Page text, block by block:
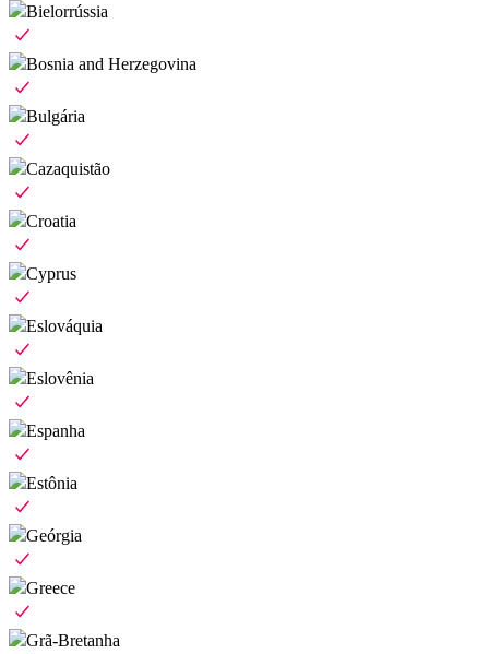
Bielorrússia
Bosnia and Herzegovina
Bulgária
Cazaquistão
Croatia
Cyprus
Eslováquia
Eslovênia
Espanha
Estônia
Geórgia
Greece
Grã-Bretanha